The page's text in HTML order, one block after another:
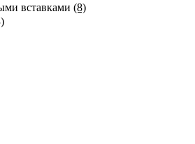
вставками (8)